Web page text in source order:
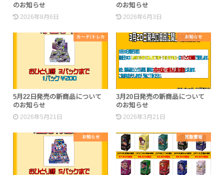
のお知らせ
2026年8月6日
のお知らせ
2026年6月3日
カード/トレカ
5月22日発売の新商品について
のお知らせ
2026年5月21日
お知らせ
3月20日発売の新商品について
のお知らせ
2026年3月21日
お知らせ 買取情報